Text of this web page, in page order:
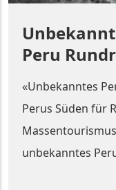
Peru
«Unbekanntes
Perus Süden für
unbekanntes